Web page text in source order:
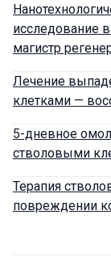
исследование
магистр
Лечение
клетками —
5-дневное
стволовыми
Терапия
повреждении